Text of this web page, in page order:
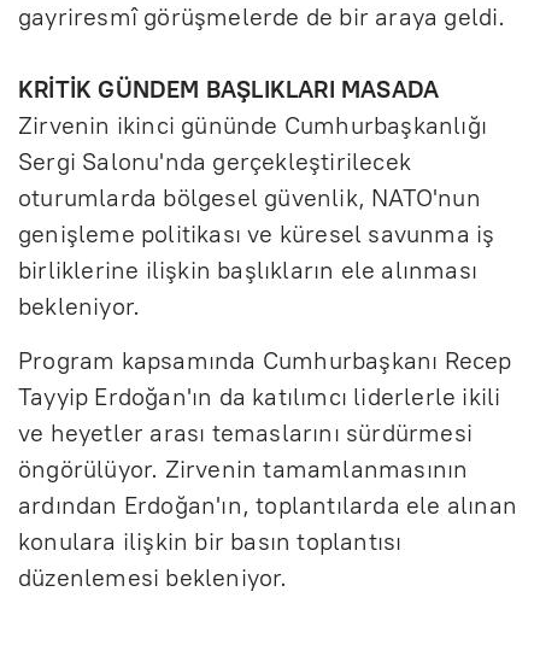
gayriresmî görüşmelerde de bir araya geldi.
KRİTİK GÜNDEM BAŞLIKLARI MASADA
Zirvenin ikinci gününde Cumhurbaşkanlığı
Sergi Salonu'nda gerçekleştirilecek
oturumlarda bölgesel güvenlik, NATO'nun
genişleme politikası ve küresel savunma iş
birliklerine ilişkin başlıkların ele alınması
bekleniyor.
Program kapsamında Cumhurbaşkanı Recep
Tayyip Erdoğan'ın da katılımcı liderlerle ikili
ve heyetler arası temaslarını sürdürmesi
öngörülüyor. Zirvenin tamamlanmasının
ardından Erdoğan'ın, toplantılarda ele alınan
konulara ilişkin bir basın toplantısı
düzenlemesi bekleniyor.